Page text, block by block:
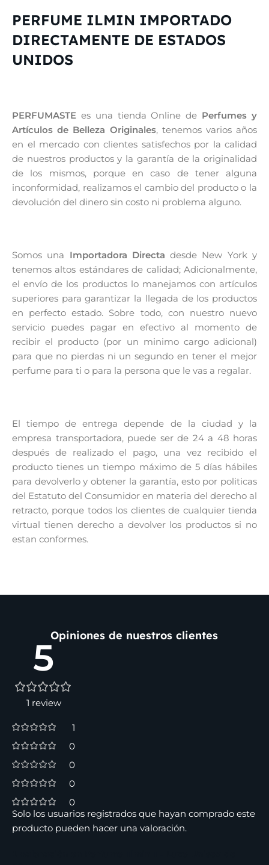
PERFUME ILMIN IMPORTADO
DIRECTAMENTE DE ESTADOS
UNIDOS
PERFUMASTE es una tienda Online de Perfumes y
Artículos de Belleza Originales, tenemos varios años
en el mercado con clientes satisfechos por la calidad
de nuestros productos y la garantía de la originalidad
de los mismos, porque en caso de tener alguna
inconformidad, realizamos el cambio del producto o la
devolución del dinero sin costo ni problema alguno.
Somos una Importadora Directa desde New York y
tenemos altos estándares de calidad; Adicionalmente,
el envío de los productos lo manejamos con artículos
superiores para garantizar la llegada de los productos
en perfecto estado. Sobre todo, con nuestro nuevo
servicio puedes pagar en efectivo al momento de
recibir el producto (por un minimo cargo adicional)
para que no pierdas ni un segundo en tener el mejor
perfume para ti o para la persona que le vas a regalar.
El tiempo de entrega depende de la ciudad y la
empresa transportadora, puede ser de 24 a 48 horas
después de realizado el pago, una vez recibido el
producto tienes un tiempo máximo de 5 días hábiles
para devolverlo y obtener la garantía, esto por politicas
del Estatuto del Consumidor en materia del derecho al
retracto, porque todos los clientes de cualquier tienda
virtual tienen derecho a devolver los productos si no
estan conformes.
Opiniones de nuestros clientes
5
1 review
1
0
0
0
0
Solo los usuarios registrados que hayan comprado este
producto pueden hacer una valoración.